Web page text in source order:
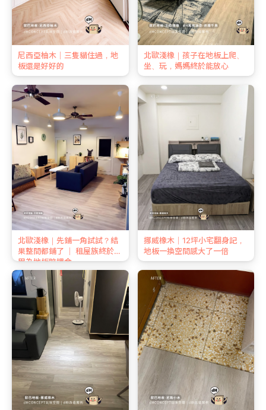
尼西亞柚木｜三隻貓住過，地
板還是好好的
北歐淺橡｜孩子在地板上爬、
坐、玩，媽媽終於能放心
北歐淺橡｜先鋪一角試試？結
果整間都鋪了 ｜ 租屋族終於不
用為地板賠押金
挪威橡木｜12坪小宅翻身記，
地板一換空間感大了一倍